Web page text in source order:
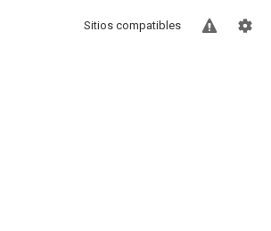
Sitios compatibles